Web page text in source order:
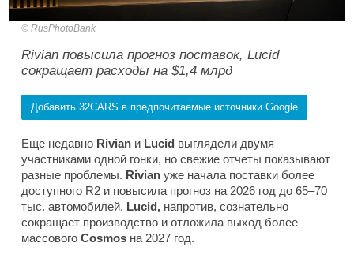
RusPhotoBank
Rivian повысила прогноз поставок, Lucid
сокращает расходы на $1,4 млрд
Добавить 32CARS в предпочитаемые источники Google
Еще недавно Rivian и Lucid выглядели двумя
участниками одной гонки, но свежие отчеты показывают
разные проблемы. Rivian уже начала поставки более
доступного R2 и повысила прогноз на 2026 год до 65–70
тыс. автомобилей. Lucid, напротив, сознательно
сокращает производство и отложила выход более
массового Cosmos на 2027 год.